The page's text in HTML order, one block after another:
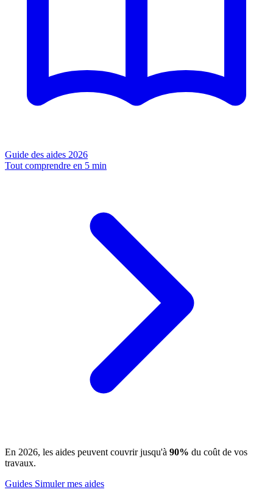
Guide des aides 2026
Tout comprendre en 5 min
En 2026, les aides peuvent couvrir jusqu'à 90% du coût de vos
travaux.
Guides Simuler mes aides